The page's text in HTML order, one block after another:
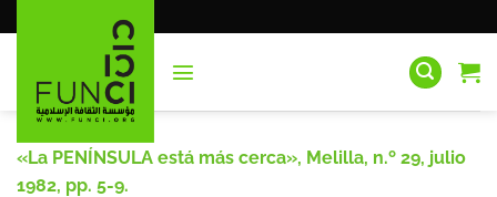
al
«La PENÍNSULA está más cerca», Melilla, n.º 29, julio
1982, pp. 5-9.